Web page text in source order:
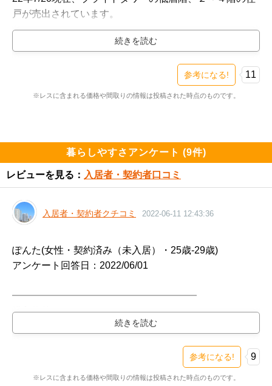
戸が売出されています。
中でも４階のSOHO住戸に特徴があります。住人用のエ
入れる4階部分だからこそ、他居住者に影響を最低限押
物件特性を支える管理規約でも、事務所、もしくは住宅
兼事務所として使用することを管理規約として認めてい
ます。例えば、事務所にした場合、外部から会社（住
グレーなことが多い法人利用ですが、できるだけ「白
黒」つけた管理規約が盛り込まれています。
居住者にとってのSOHO住戸のメリット、デメリット
は、商業施設施設に直結できることと「まちのりびん
式に認められていることで、プライバシーや防犯上、他
の階の部屋より不安になる部分だと思います。
参考になる! 11
※レスに含まれる価格や間取りの情報は投稿された時点のものです。
暮らしやすさアンケート (9件)
レビューを見る： 入居者・契約者口コミ
入居者・契約者クチコミ 2022-06-11 12:43:36
ぽんた(女性・契約済み（未入居）・25歳-29歳)
アンケート回答日：2022/06/01
━━━━━━━━━━━━━━━━━━━
購入物件
━━━━━━━━━━━━━━━━━━━
参考になる! 9
※レスに含まれる価格や間取りの情報は投稿された時点のものです。